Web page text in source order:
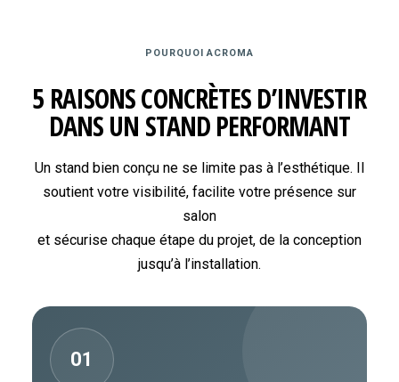
POURQUOI ACROMA
5 RAISONS CONCRÈTES D’INVESTIR
DANS UN STAND PERFORMANT
Un stand bien conçu ne se limite pas à l’esthétique. Il
soutient votre visibilité, facilite votre présence sur
salon
et sécurise chaque étape du projet, de la conception
jusqu’à l’installation.
01